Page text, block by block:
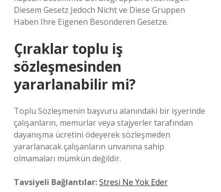
Diesem Gesetz Jedoch Nicht ve Diese Gruppen
Haben Ihre Eigenen Besonderen Gesetze.
Çıraklar toplu iş
sözleşmesinden
yararlanabilir mi?
Toplu Sözleşmenin başvuru alanındaki bir işyerinde
çalışanların, memurlar veya stajyerler tarafından
dayanışma ücretini ödeyerek sözleşmeden
yararlanacak çalışanların unvanına sahip
olmamaları mümkün değildir.
Tavsiyeli Bağlantılar:Stresi Ne Yok Eder